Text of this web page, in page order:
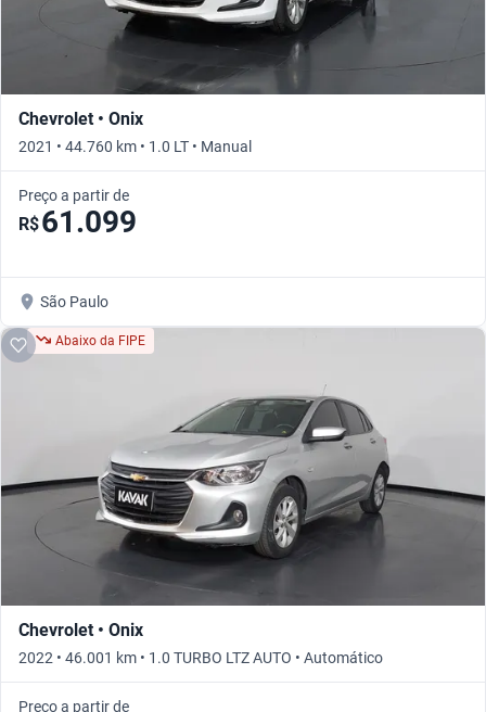
Chevrolet • Onix
2021 • 44.760 km • 1.0 LT • Manual
Preço a partir de
R$61.099
São Paulo
Abaixo da FIPE
Chevrolet • Onix
2022 • 46.001 km • 1.0 TURBO LTZ AUTO • Automático
Preço a partir de